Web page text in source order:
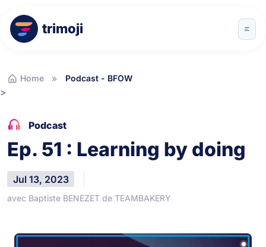
trimoji
Home Podcast - BFOW
>
Podcast
Ep. 51 : Learning by doing
Jul 13, 2023
avec Baptiste BENEZET de TEAMBAKERY